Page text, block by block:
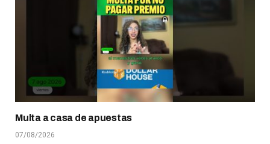
Multa a casa de apuestas
07/08/2026